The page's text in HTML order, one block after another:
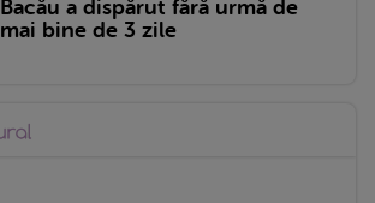
Bacău a dispărut fără urmă de
mai bine de 3 zile